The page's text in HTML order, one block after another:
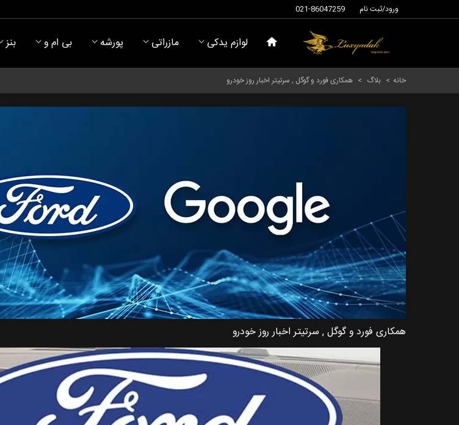
021-86047259 ورود/ثبت نام
لوازم یدکی مازراتی پورشه بی ام و بنز
خانه > بلاگ > همکاری فورد و گوگل , سرتیتر اخبار روز خودرو
همکاری فورد و گوگل , سرتیتر اخبار روز خودرو